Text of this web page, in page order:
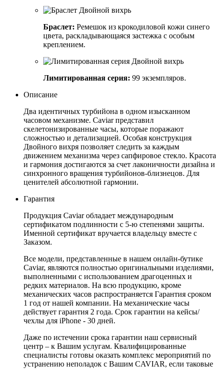
Браслет: Ремешок из крокодиловой кожи синего
цвета, раскладывающаяся застежка с особым
креплением.
Лимитированная серия: 99 экземпляров.
Описание
Два идентичных турбийона в одном изысканном
часовом механизме. Caviar представил
скелетонизированные часы, которые поражают
сложностью и детализацией. Особая конструкция
Двойного вихря позволяет следить за каждым
движением механизма через сапфировое стекло. Красота
и гармония достигаются за счет лаконичности дизайна и
синхронного вращения турбийонов-близнецов. Для
ценителей абсолютной гармонии.
Гарантия
Продукция Caviar обладает международным
сертификатом подлинности с 5-ю степенями защиты.
Именной сертификат вручается владельцу вместе с
Заказом.
Все модели, представленные в нашем онлайн-бутике
Caviar, являются полностью оригинальными изделиями,
выполненными с использованием драгоценных и
редких материалов. На всю продукцию, кроме
механических часов распространяется Гарантия сроком
1 год от нашей компании. На механические часы
действует гарантия 2 года. Срок гарантии на кейсы/
чехлы для iPhone - 30 дней.
Даже по истечении срока гарантии наш сервисный
центр – к Вашим услугам. Квалифицированные
специалисты готовы оказать комплекс мероприятий по
устранению неполадок с Вашим CAVIAR, если таковые